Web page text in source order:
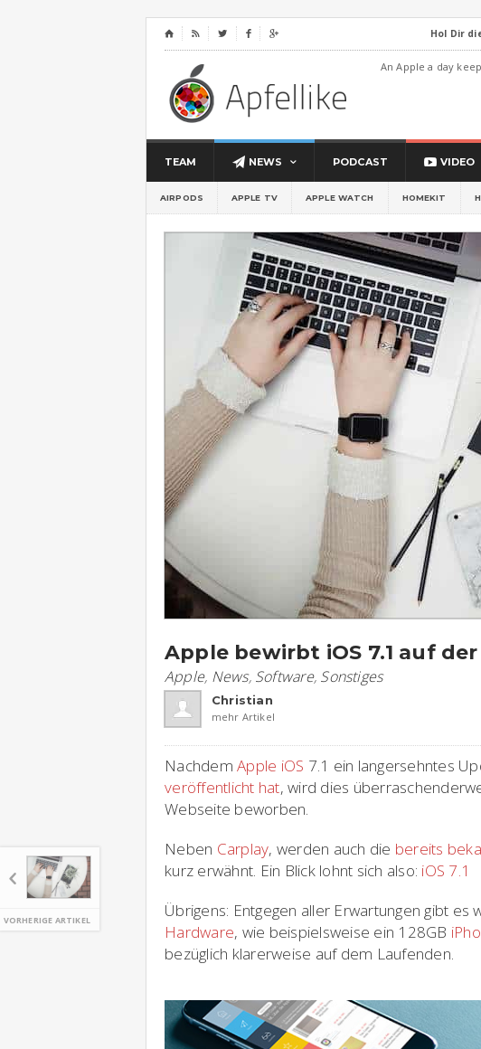
VORHERIGE ARTIKEL
⌂     Hol Dir
An Apple a day
TEAM NEWS PODCAST VIDEO
AIRPODS APPLE TV APPLE WATCH HOMEKIT
Apple bewirbt iOS 7.1 auf
Apple, News, Software, Sonstiges
Christian
mehr Artikel
NachdemApple iOS 7.1 ein langersehntes
veröffentlicht hat, wird dies
Webseite beworben.
Neben Carplay, werden auch die bereits
kurz erwähnt. Ein Blick lohnt sich also: iOS 7.1
Übrigens: Entgegen aller Erwartungen gibt es
Hardware, wie beispielsweise ein 128GB
bezüglich klarerweise auf dem Laufenden.